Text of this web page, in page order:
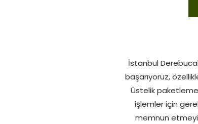
İstanbul
başarıyoruz,
Üstelik
işlemler için
memnun etmeyi